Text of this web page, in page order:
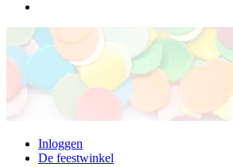
Inloggen
De feestwinkel